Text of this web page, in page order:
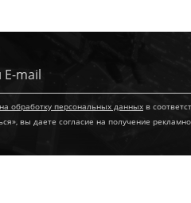
обработку персональных данных в
вы даете согласие на получение